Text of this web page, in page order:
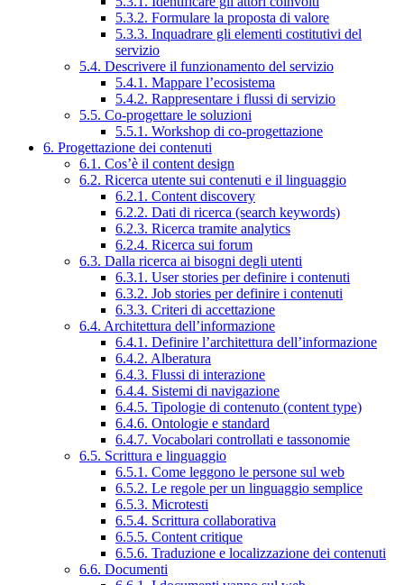
5.3.2. Formulare la proposta di valore
5.3.3. Inquadrare gli elementi costitutivi del
servizio
5.4. Descrivere il funzionamento del servizio
5.4.1. Mappare l’ecosistema
5.4.2. Rappresentare i flussi di servizio
5.5. Co-progettare le soluzioni
5.5.1. Workshop di co-progettazione
6. Progettazione dei contenuti
6.1. Cos’è il content design
6.2. Ricerca utente sui contenuti e il linguaggio
6.2.1. Content discovery
6.2.2. Dati di ricerca (search keywords)
6.2.3. Ricerca tramite analytics
6.2.4. Ricerca sui forum
6.3. Dalla ricerca ai bisogni degli utenti
6.3.1. User stories per definire i contenuti
6.3.2. Job stories per definire i contenuti
6.3.3. Criteri di accettazione
6.4. Architettura dell’informazione
6.4.1. Definire l’architettura dell’informazione
6.4.2. Alberatura
6.4.3. Flussi di interazione
6.4.4. Sistemi di navigazione
6.4.5. Tipologie di contenuto (content type)
6.4.6. Ontologie e standard
6.4.7. Vocabolari controllati e tassonomie
6.5. Scrittura e linguaggio
6.5.1. Come leggono le persone sul web
6.5.2. Le regole per un linguaggio semplice
6.5.3. Microtesti
6.5.4. Scrittura collaborativa
6.5.5. Content critique
6.5.6. Traduzione e localizzazione dei contenuti
6.6. Documenti